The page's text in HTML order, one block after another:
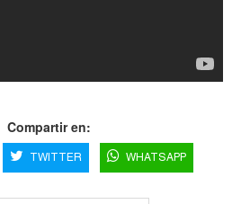
Compartir en:
TWITTER WHATSAPP